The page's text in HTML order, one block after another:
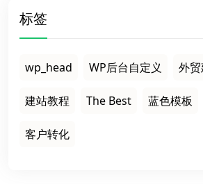
标签
wp_head WP后台自定义 外
建站教程 The Best 蓝色模板
客户转化